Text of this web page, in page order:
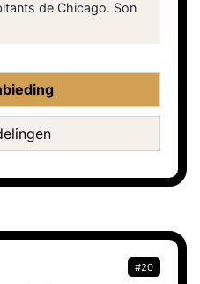
de Chicago. Son
#20